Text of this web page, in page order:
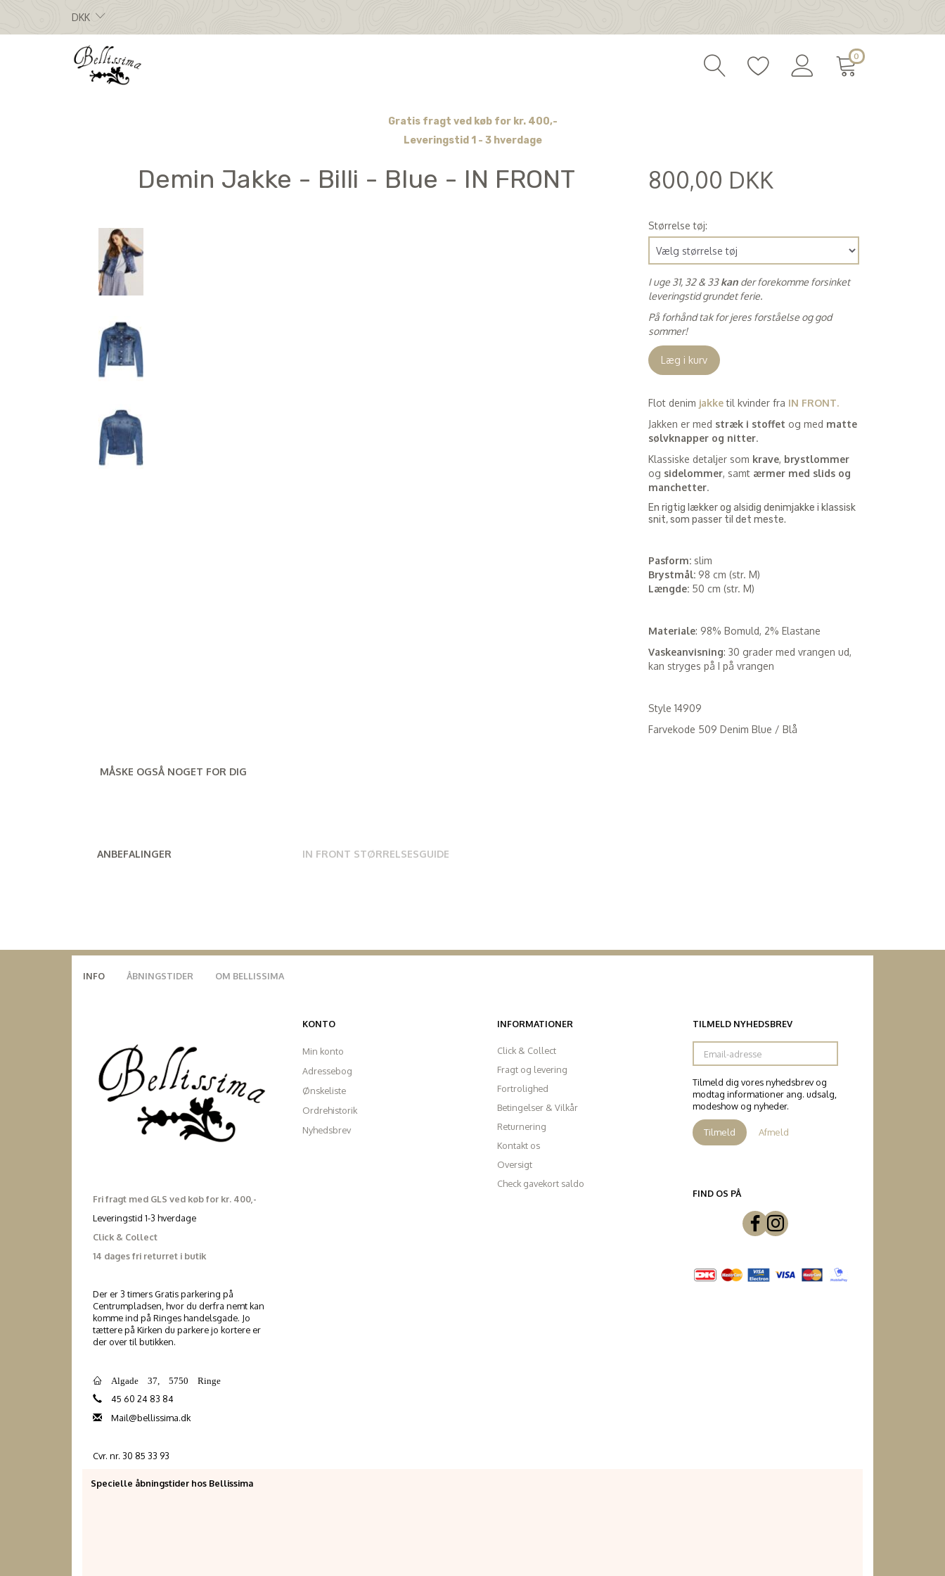
DKK
0
Gratis fragt ved køb for kr. 400,-
Leveringstid 1 - 3 hverdage
Demin Jakke - Billi - Blue - IN FRONT 800,00 DKK
Størrelse tøj:
I uge 31, 32 & 33kan der forekomme forsinket
leveringstid grundet ferie.
På forhånd tak for jeres forståelse og god
sommer!
Læg i kurv
Flot denim jakketil kvinder fra IN FRONT.
Jakken er med stræk i stoffet og med matte
sølvknapper og nitter.
Klassiske detaljer som krave, brystlommer
og sidelommer, samt ærmer med slids og
manchetter.
En rigtig lækker og alsidig denimjakke i klassisk
snit, som passer til det meste.
Pasform: slim
Brystmål: 98 cm (str. M)
Længde: 50 cm (str. M)
Materiale: 98% Bomuld, 2% Elastane
Vaskeanvisning: 30 grader med vrangen ud,
kan stryges på I på vrangen
Style 14909
Farvekode 509 Denim Blue / Blå
MÅSKE OGSÅ NOGET FOR DIG
ANBEFALINGER IN FRONT STØRRELSESGUIDE
INFO ÅBNINGSTIDER OM BELLISSIMA
Fri fragt med GLS ved køb for kr. 400,-
Leveringstid 1-3 hverdage
Click & Collect
14 dages fri returret i butik
Der er 3 timers Gratis parkering på
Centrumpladsen, hvor du derfra nemt kan
komme ind på Ringes handelsgade. Jo
tættere på Kirken du parkere jo kortere er
der over til butikken.
Algade 37, 5750 Ringe
45 60 24 83 84
Mail@bellissima.dk
Cvr. nr. 30 85 33 93
KONTO
Min konto
Adressebog
Ønskeliste
Ordrehistorik
Nyhedsbrev
INFORMATIONER
Click & Collect
Fragt og levering
Fortrolighed
Betingelser & Vilkår
Returnering
Kontakt os
Oversigt
Check gavekort saldo
TILMELD NYHEDSBREV
Email-
adresse
Tilmeld dig vores nyhedsbrev og
modtag informationer ang. udsalg,
modeshow og nyheder.
Tilmeld Afmeld
FIND OS PÅ
Specielle åbningstider hos Bellissima